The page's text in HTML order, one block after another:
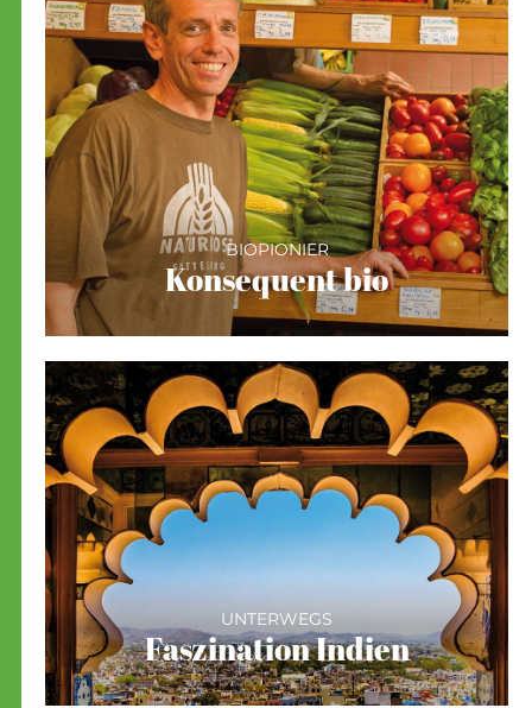
BIOPIONIER
Konsequent bio
UNTERWEGS
Faszination Indien